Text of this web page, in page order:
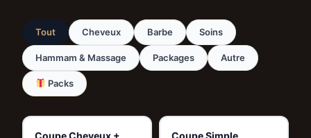
Tout Cheveux Barbe Soins
Hammam & Massage Packages Autre
Packs
Coupe Cheveux +
Coupe Simple